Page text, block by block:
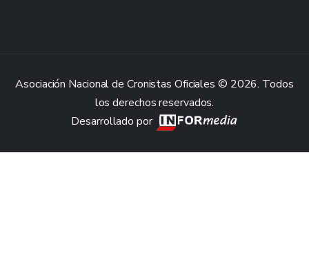
Asociación Nacional de Cronistas Oficiales © 2026. Todos
los derechos reservados.
Desarrollado por